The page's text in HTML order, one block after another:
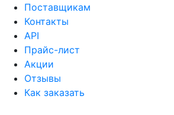
Поставщикам
Контакты
API
Прайс-лист
Акции
Отзывы
Как заказать